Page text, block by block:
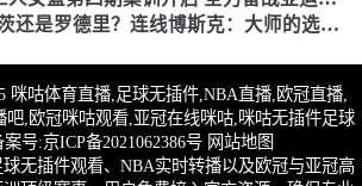
【集锦】布斯克茨还是罗德里？连线博斯克：大师的选择会是谁？
咪咕体育直播,足球无插件,NBA直播,欧冠直播,
吧,欧冠咪咕观看,亚冠在线咪咕,咪咕无插件足球
案号:京ICP备2021062386号 网站地图
无插件观看、NBA实时转播以及欧冠与亚冠高